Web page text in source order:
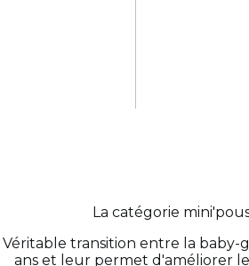
La catégorie
Véritable transition entre la baby-
ans et leur permet d'améliorer